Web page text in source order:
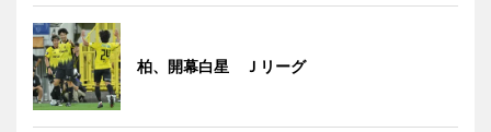
柏、開幕白星 Ｊリーグ